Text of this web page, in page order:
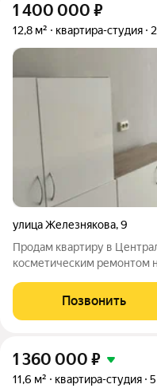
1 400 000 ₽
12,8 м² квартира-студия
улица Железнякова,9
Продам квартиру в
косметическим ремонтом
комнаты, санузел в
удачно расположен. Во
Позвонить
1 360 000 ₽
11,6 м² квартира-студия 5